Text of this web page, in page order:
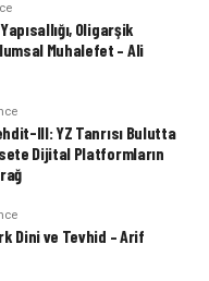
Oligarşik
Muhalefet – Ali
III: YZ Tanrısı Bulutta
Dijital Platformların
Dini ve Tevhid – Arif